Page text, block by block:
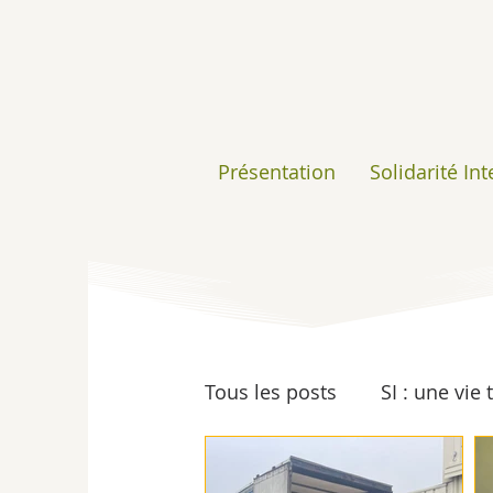
Présentation Solidarité
Tous les posts SI : une vie
Insertion Ressourcerie